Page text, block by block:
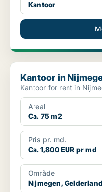
Kantoor
Kantoor in Nijmegen,
Kantoor in
Kantoor for rent in
Areal
Ca. 75 m2
Pris pr. md.
Ca. 1,800 EUR pr md
Område
Nijmegen, Gelderland